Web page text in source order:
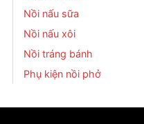
Nồi nấu sữa
Nồi nấu xôi
Nồi tráng bánh
Phụ kiện nồi phở